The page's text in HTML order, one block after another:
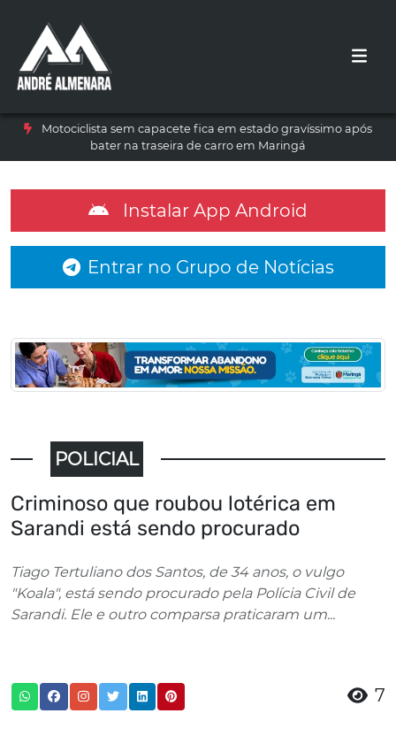
Motociclista sem capacete fica em estado gravíssimo após
bater na traseira de carro em Maringá
Instalar App Android
Entrar no Grupo de Notícias
POLICIAL
Criminoso que roubou lotérica em
Sarandi está sendo procurado
Tiago Tertuliano dos Santos, de 34 anos, o vulgo
"Koala", está sendo procurado pela Polícia Civil de
Sarandi. Ele e outro comparsa praticaram um...
7